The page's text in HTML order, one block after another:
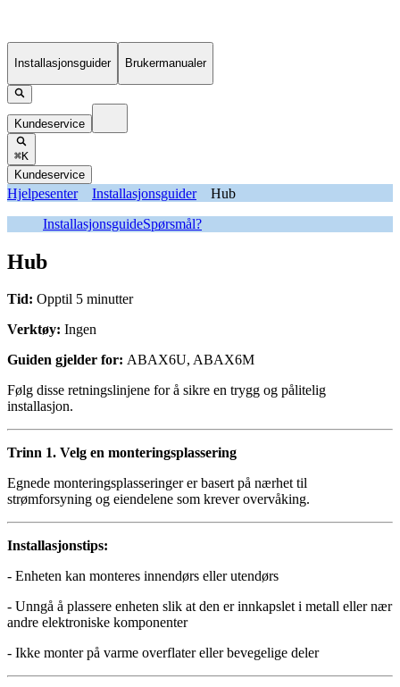
Installasjonsguider Brukermanualer
Kundeservice
⌘K
Kundeservice
Hjelpesenter Installasjonsguider
Hub
InstallasjonsguideSpørsmål?
Hub
Tid: Opptil 5 minutter
Verktøy: Ingen
Guiden gjelder for: ABAX6U, ABAX6M
Følg disse retningslinjene for å sikre en trygg og pålitelig
installasjon.
Trinn 1. Velg en monteringsplassering
Egnede monteringsplasseringer er basert på nærhet til
strømforsyning og eiendelene som krever overvåking.
Installasjonstips:
- Enheten kan monteres innendørs eller utendørs
- Unngå å plassere enheten slik at den er innkapslet i metall eller nær
andre elektroniske komponenter
- Ikke monter på varme overflater eller bevegelige deler